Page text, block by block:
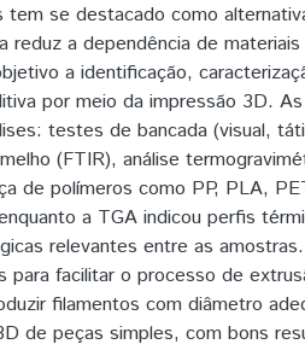
tem se destacado como
reduz a dependência de
a identificação,
por meio da impressão 3D.
testes de bancada (visual,
(FTIR), análise
de polímeros como PP, PLA,
a TGA indicou perfis
relevantes entre as
para facilitar o processo de
filamentos com diâmetro
de peças simples, com bons